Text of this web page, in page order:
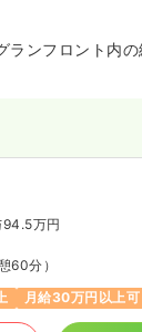
ンフロント内の
94.5万円
60分）
月給30万円以上可